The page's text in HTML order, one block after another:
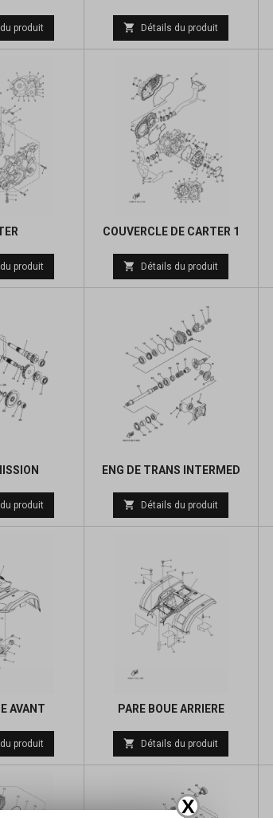
X
Prix produit
Prix
de
 Détails du produit
Prix produit
COUVERCLE DE CARTER 1
Prix
de
 Détails du produit
Prix produit
ENG DE TRANS INTERMED
Prix
de
 Détails du produit
AVANT
produit
PARE BOUE ARRIERE
 Détails du produit